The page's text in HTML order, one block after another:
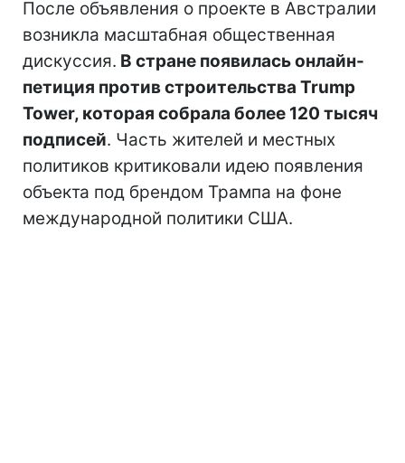
После объявления о проекте в Австралии
возникла масштабная общественная
дискуссия. В стране появилась онлайн-
петиция против строительства Trump
Tower, которая собрала более 120 тысяч
подписей. Часть жителей и местных
политиков критиковали идею появления
объекта под брендом Трампа на фоне
международной политики США.